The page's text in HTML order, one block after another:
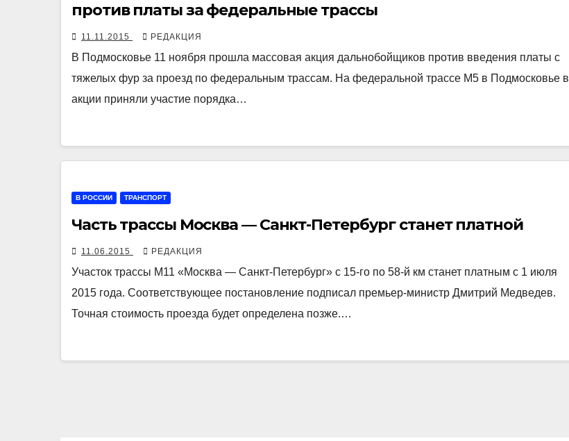
против платы за федеральные трассы
11.11.2015 РЕДАКЦИЯ
В Подмосковье 11 ноября прошла массовая акция дальнобойщиков против введения платы с
тяжелых фур за проезд по федеральным трассам. На федеральной трассе М5 в Подмосковье в
акции приняли участие порядка…
В РОССИИ ТРАНСПОРТ
Часть трассы Москва — Санкт-Петербург станет платной
11.06.2015 РЕДАКЦИЯ
Участок трассы М11 «Москва — Санкт-Петербург» с 15-го по 58-й км станет платным с 1 июля
2015 года. Соответствующее постановление подписал премьер-министр Дмитрий Медведев.
Точная стоимость проезда будет определена позже.…